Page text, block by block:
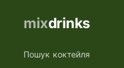
mixdrinks
Пошук коктейля